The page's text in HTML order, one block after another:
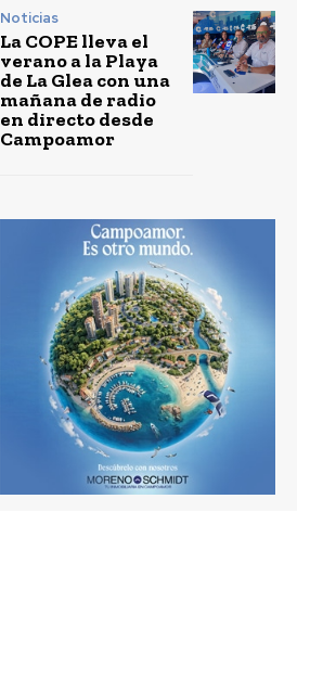
Noticias
La COPE lleva el
verano a la Playa
de La Glea con una
mañana de radio
en directo desde
Campoamor